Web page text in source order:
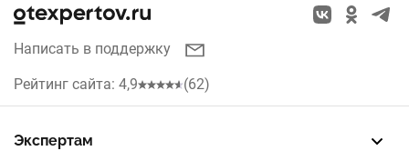
Написать в поддержку
Рейтинг сайта: 4,9 (62)
Экспертам